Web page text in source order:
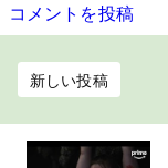
コメントを投稿
新しい投稿